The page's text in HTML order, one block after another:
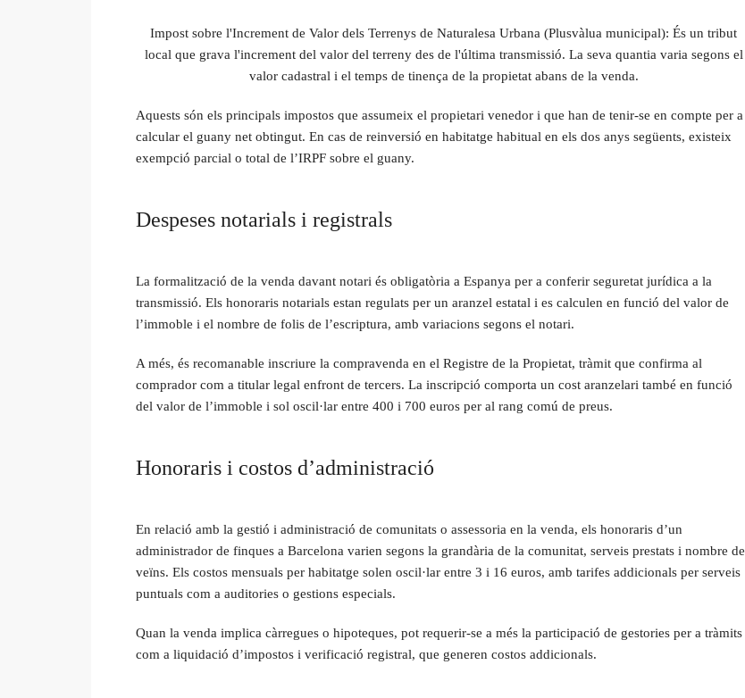
Impost sobre l'Increment de Valor dels Terrenys de Naturalesa Urbana (Plusvàlua municipal): És un tribut
local que grava l'increment del valor del terreny des de l'última transmissió. La seva quantia varia segons el
valor cadastral i el temps de tinença de la propietat abans de la venda.
Aquests són els principals impostos que assumeix el propietari venedor i que han de tenir-se en compte per a
calcular el guany net obtingut. En cas de reinversió en habitatge habitual en els dos anys següents, existeix
exempció parcial o total de l’IRPF sobre el guany.
Despeses notarials i registrals
La formalització de la venda davant notari és obligatòria a Espanya per a conferir seguretat jurídica a la
transmissió. Els honoraris notarials estan regulats per un aranzel estatal i es calculen en funció del valor de
l’immoble i el nombre de folis de l’escriptura, amb variacions segons el notari.
A més, és recomanable inscriure la compravenda en el Registre de la Propietat, tràmit que confirma al
comprador com a titular legal enfront de tercers. La inscripció comporta un cost aranzelari també en funció
del valor de l’immoble i sol oscil·lar entre 400 i 700 euros per al rang comú de preus.
Honoraris i costos d’administració
En relació amb la gestió i administració de comunitats o assessoria en la venda, els honoraris d’un
administrador de finques a Barcelona varien segons la grandària de la comunitat, serveis prestats i nombre de
veïns. Els costos mensuals per habitatge solen oscil·lar entre 3 i 16 euros, amb tarifes addicionals per serveis
puntuals com a auditories o gestions especials.
Quan la venda implica càrregues o hipoteques, pot requerir-se a més la participació de gestories per a tràmits
com a liquidació d’impostos i verificació registral, que generen costos addicionals.